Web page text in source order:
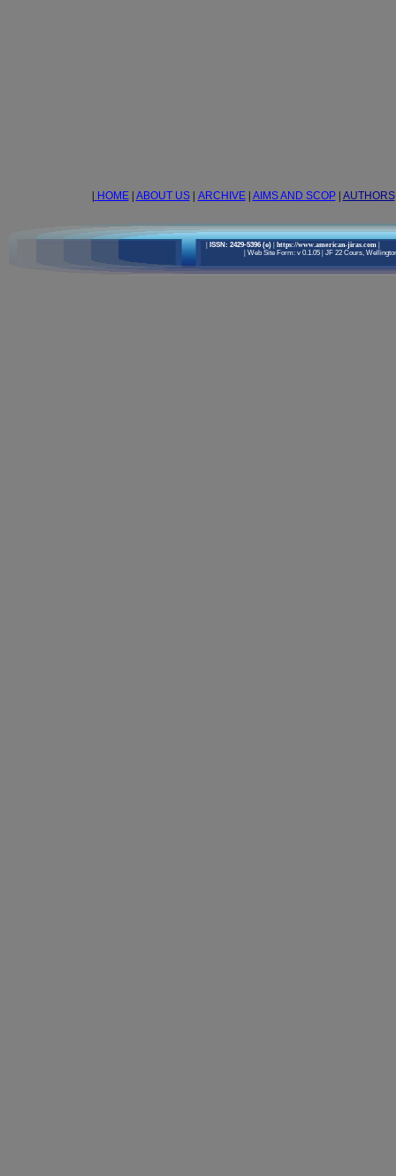
HOME ABOUT US ARCHIVE AIMS AND SCOP AUTHORS
ISSN: 2429-5396 (e)| https://www.american-jiras.com
Web Site Form: v 0.1.05 JF 22 Cours,